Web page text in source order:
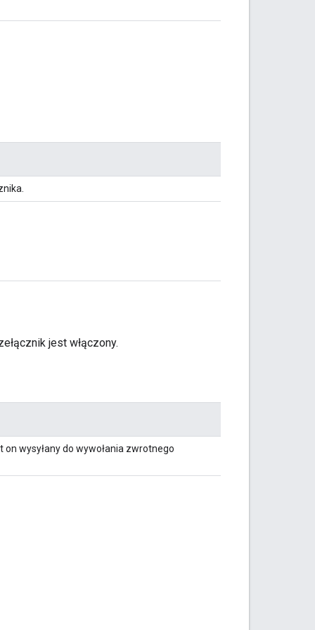
jest włączony.
wysyłany do wywołania zwrotnego